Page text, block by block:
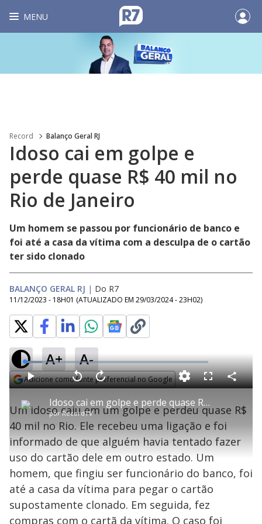
MENU
Record Balanço Geral RJ
Idoso cai em golpe e
perde quase R$ 40 mil no
Rio de Janeiro
Um homem se passou por funcionário de banco e
foi até a casa da vítima com a desculpa de o cartão
ter sido clonado
BALANÇO GERAL RJ | Do R7
11/12/2023 - 18H01 (ATUALIZADO EM 29/03/2024 - 23H02)
A+ A-
Adicione como fonte preferencial no Google
P
l
a
y
Idoso cai em golpe e perde quase R$ 40 mil no Rio de Janeiro
porRecordTV
P V
t
a
r
n
d
o
s
A
n
ç
a
1
s
e
u
n
o
s
M
L
o
a
d
e
.
6
6
%
F
l
s
c
e
n
C
o
a
Um idoso caiu em um golpe e perdeu quase R$
40 mil no Rio. Ele recebeu uma ligação e foi
informado de que alguém havia tentado fazer
uso do cartão dele em outro estado. Um
homem, que fingiu ser funcionário do banco, foi
até a casa da vítima para pegar o cartão
supostamente clonado. Em seguida, fez
compras com o cartã da vítima. O caso foi